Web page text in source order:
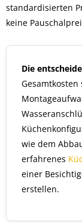
standardisierten
keine
Die
wie dem
erfahrenes
einer
erstellen.